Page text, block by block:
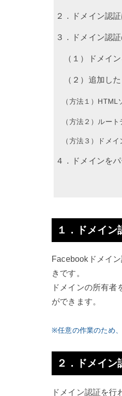
２．ドメイン認
３．ドメイン認
（１）ドメイ
（２）追加した
（方法１）HTML
（方法２）ルート
（方法３）ドメイ
４．ドメインを
１．ドメイン
Facebookドメイ
きです。
ドメインの所有
ができます。
※任意の作業のため
２．ドメイン
ドメイン認証を行